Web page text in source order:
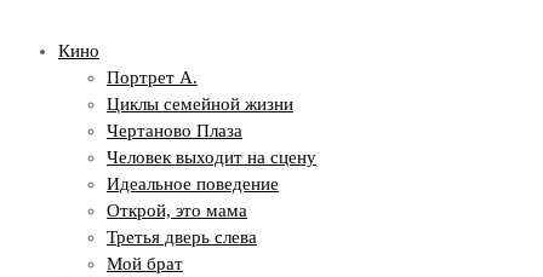
Кино
Портрет А.
Циклы семейной жизни
Чертаново Плаза
Человек выходит на сцену
Идеальное поведение
Открой, это мама
Третья дверь слева
Мой брат